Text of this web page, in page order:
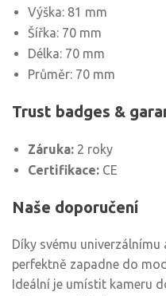
Výška: 81 mm
Šířka: 70 mm
Délka: 70 mm
Průměr: 70 mm
Trust badges &
Záruka: 2 roky
Certifikace: CE
Naše doporučení
Díky svému
perfektně zapadne do
Ideální je umístit kameru